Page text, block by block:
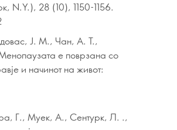
N.Y.), 28 (10), 1150-1156.
Ј. М., Чан, А. Т.,
е поврзана со
и начинот на живот:
Г., Муек, А., Сентурк, Л. .,